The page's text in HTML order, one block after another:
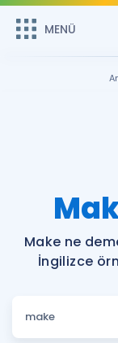
MENÜ
Remzi Hoca ile
MENÜ
Faydalı
Make ne
İngilizce